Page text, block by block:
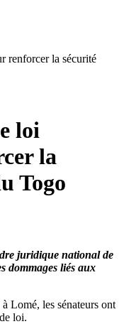
renforcer la sécurité
loi
la
Togo
juridique national de
dommages liés aux
Lomé, les sénateurs ont
loi.